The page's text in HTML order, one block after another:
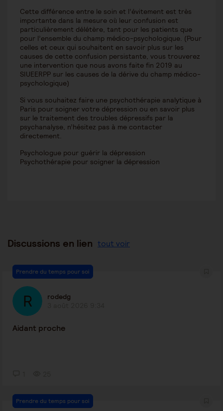
Cette différence entre le soin et l’évitement est très
importante dans la mesure où leur confusion est
particulièrement délétère, tant pour les patients que
pour l’ensemble du champ médico-psychologique. (Pour
celles et ceux qui souhaitent en savoir plus sur les
causes de cette confusion persistante, vous trouverez
une intervention que nous avons faite fin 2019 au
SIUEERPP sur les causes de la dérive du champ médico-
psychologique)
Si vous souhaitez faire une psychothérapie analytique à
Paris pour soigner votre dépression ou en savoir plus
sur le traitement des troubles dépressifs par la
psychanalyse, n’hésitez pas à me contacter
directement.
Psychologue pour guérir la dépression
Psychothérapie pour soigner la dépression
Discussions en lien tout voir
Prendre du temps pour soi
rodedg
Aidant proche
Prendre du temps pour soi